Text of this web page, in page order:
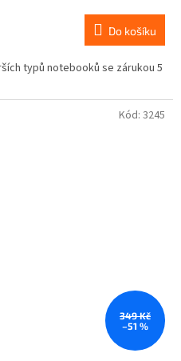
Do košíku
typů notebooků se zárukou 5
349 Kč
–51 %
Kód: 3245